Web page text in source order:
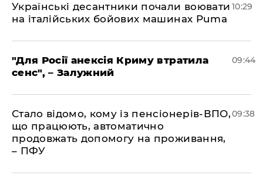
Українські десантники почали воювати
на італійських бойових машинах Puma
10:29
"Для Росії анексія Криму втратила
сенс", – Залужний
09:44
Стало відомо, кому із пенсіонерів-ВПО,
що працюють, автоматично
продовжать допомогу на проживання,
– ПФУ
09:38